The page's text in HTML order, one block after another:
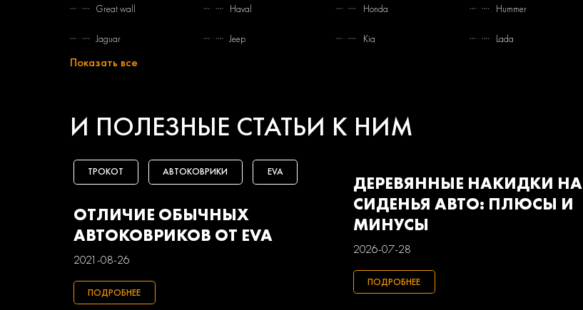
Great wall Haval Honda Hummer
Jaguar Jeep Kia Lada
Lifan
Skoda Smart
Toyota Uaz
Маз Тагаз
Показать все
И ПОЛЕЗНЫЕ СТАТЬИ К НИМ
ТРОКОТ АВТОКОВРИКИ EVA
ОТЛИЧИЕ ОБЫЧНЫХ
АВТОКОВРИКОВ ОТ EVA
2021-08-26
ПОДРОБНЕЕ
ДЕРЕВЯННЫЕ НАКИДКИ НА
СИДЕНЬЯ АВТО: ПЛЮСЫ И
МИНУСЫ
2026-07-28
ПОДРОБНЕЕ